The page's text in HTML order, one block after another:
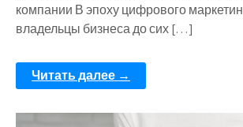
компании В эпоху цифрового
владельцы бизнеса до сих […]
Читать далее →